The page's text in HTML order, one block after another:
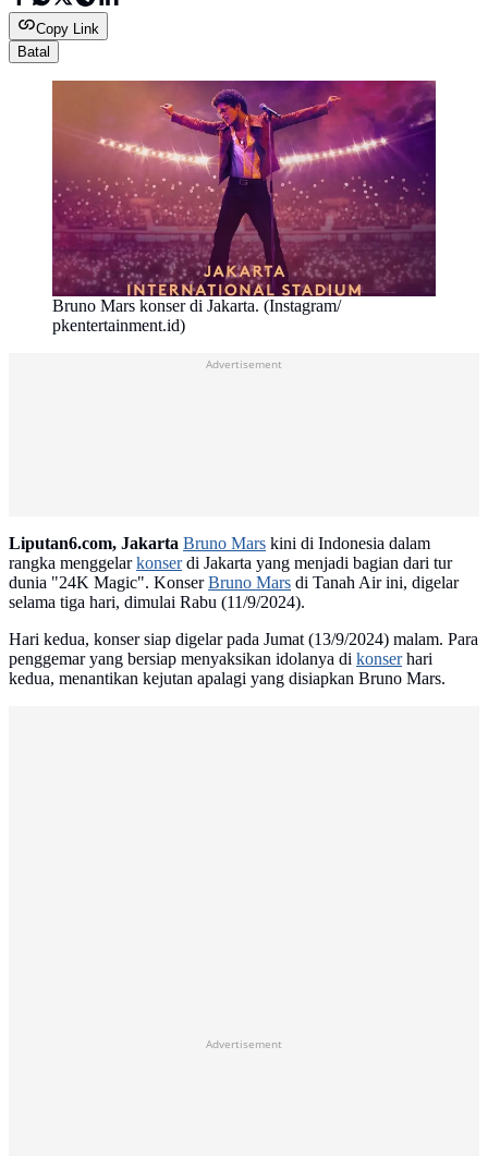
Copy Link
Batal
Bruno Mars konser di Jakarta. (Instagram/
pkentertainment.id)
Liputan6.com, Jakarta Bruno Mars kini di Indonesia dalam
rangka menggelarkonserdi Jakarta yang menjadi bagian dari tur
dunia "24K Magic". KonserBruno Mars di Tanah Air ini, digelar
selama tiga hari, dimulai Rabu (11/9/2024).
Hari kedua, konser siap digelar pada Jumat (13/9/2024) malam. Para
penggemar yang bersiap menyaksikan idolanya di konserhari
kedua, menantikan kejutan apalagi yang disiapkan Bruno Mars.
Advertisement